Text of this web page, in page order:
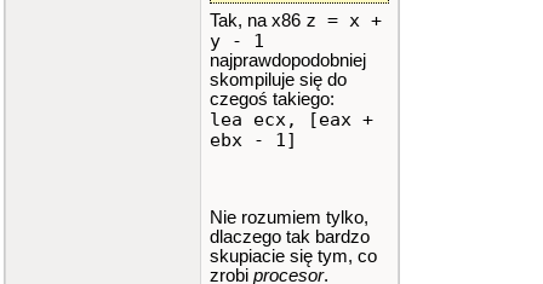
Tak, na x86 z = x +
y - 1
najprawdopodobniej
skompiluje się do
czegoś takiego:
lea ecx, [eax +
ebx - 1]
Nie rozumiem tylko,
dlaczego tak bardzo
skupiacie się tym, co
zrobi procesor.